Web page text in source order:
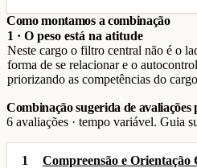
Como montamos a combinação
1 · O peso está na atitude
Neste cargo o filtro central não é o
forma de se relacionar e o
priorizando as competências do
Combinação sugerida de
6 avaliações · tempo variável. Guia
1 Compreensão e Orientação